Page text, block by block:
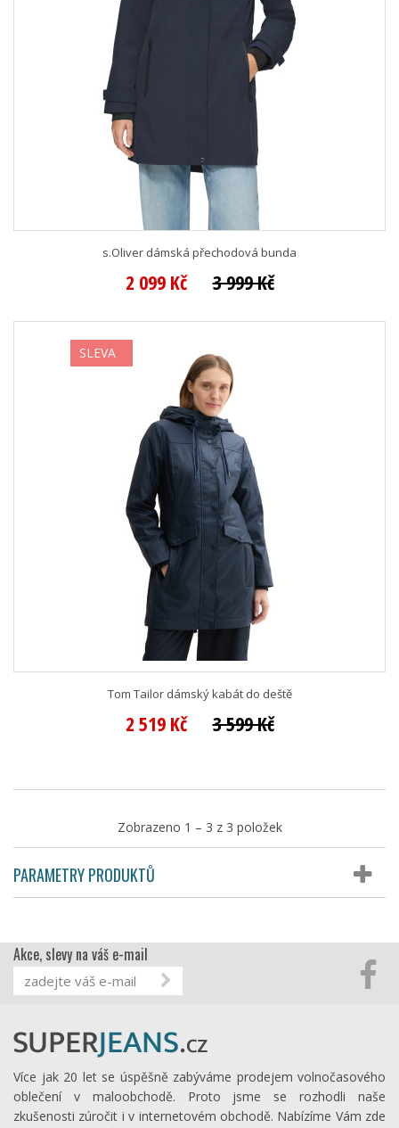
s.Oliver dámská přechodová bunda
2 099 Kč 3 999 Kč
SLEVA
Tom Tailor dámský kabát do deště
2 519 Kč 3 599 Kč
Zobrazeno 1 – 3 z 3 položek
PARAMETRY PRODUKTŮ
Akce, slevy na váš e-mail
Více jak 20 let se úspěšně zabýváme prodejem volnočasového
oblečení v maloobchodě. Proto jsme se rozhodli naše
zkušenosti zúročit i v internetovém obchodě. Nabízíme Vám zde